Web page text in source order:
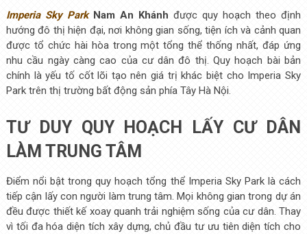
Imperia Sky ParkNam An Khánh được quy hoạch theo định
hướng đô thị hiện đại, nơi không gian sống, tiện ích và cảnh quan
được tổ chức hài hòa trong một tổng thể thống nhất, đáp ứng
nhu cầu ngày càng cao của cư dân đô thị. Quy hoạch bài bản
chính là yếu tố cốt lõi tạo nên giá trị khác biệt cho Imperia Sky
Park trên thị trường bất động sản phía Tây Hà Nội.
TƯ DUY QUY HOẠCH LẤY CƯ DÂN
LÀM TRUNG TÂM
Điểm nổi bật trong quy hoạch tổng thể Imperia Sky Park là cách
tiếp cận lấy con người làm trung tâm. Mọi không gian trong dự án
đều được thiết kế xoay quanh trải nghiệm sống của cư dân. Thay
vì tối đa hóa diện tích xây dựng, chủ đầu tư ưu tiên diện tích cho